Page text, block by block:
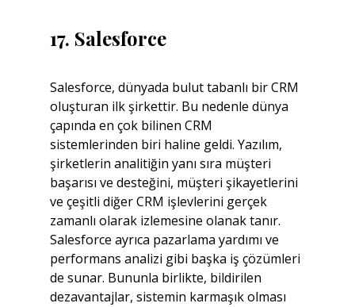
17. Salesforce
Salesforce, dünyada bulut tabanlı bir CRM
oluşturan ilk şirkettir. Bu nedenle dünya
çapında en çok bilinen CRM
sistemlerinden biri haline geldi. Yazılım,
şirketlerin analitiğin yanı sıra müşteri
başarısı ve desteğini, müşteri şikayetlerini
ve çeşitli diğer CRM işlevlerini gerçek
zamanlı olarak izlemesine olanak tanır.
Salesforce ayrıca pazarlama yardımı ve
performans analizi gibi başka iş çözümleri
de sunar. Bununla birlikte, bildirilen
dezavantajlar, sistemin karmaşık olması